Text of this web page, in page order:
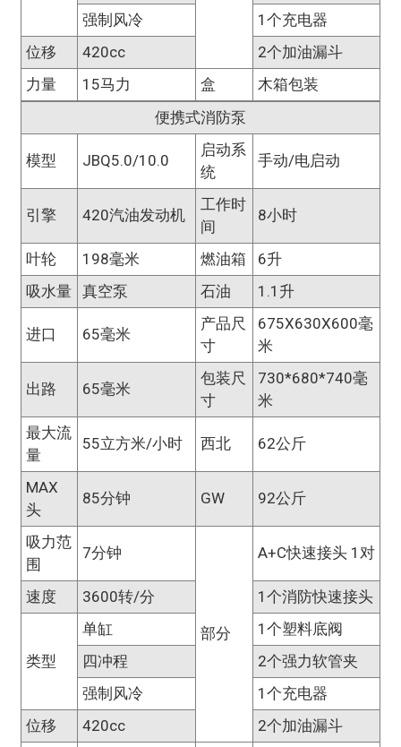
强制风冷
1个充电器
位移
420cc
2个加油漏斗
力量
15马力 盒
木箱包装
便携式消防泵
模型 JBQ5.0/10.0
启动系
统
手动/电启动
引擎 420汽油发动机
工作时
间
8小时
叶轮 198毫米 燃油箱
6升
吸水量
真空泵 石油 1.1升
进口 65毫米
产品尺
寸
675X630X600毫
米
出路 65毫米
包装尺
寸
730*680*740毫
米
最大流
量
55立方米/小时 西北 62公斤
MAX
头
85分钟 GW 92公斤
吸力范
围
7分钟
部分
A+C快速接头 1对
速度 3600转/分 1个消防快速接头
类型
单缸
1个塑料底阀
四冲程
2个强力软管夹
强制风冷
1个充电器
位移
420cc
2个加油漏斗